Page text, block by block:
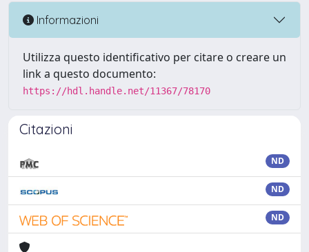
Informazioni
Utilizza questo identificativo per citare o creare un
link a questo documento:
https://hdl.handle.net/11367/78170
Citazioni
ND
ND
ND